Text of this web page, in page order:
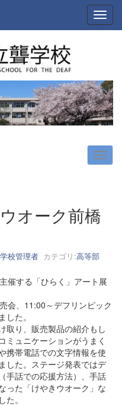
オーク前橋
校管理者 カテゴリ:高等部
催する「ひらく」アート展
会、11:00～デフリンピック
た。
取り、販売製品の紹介もし
ミュニケーションがうまく
携帯電話での文字情報を使
した。ステージ発表ではデ
手話での応援方法）、手話
った「けやきウオーク」な
。